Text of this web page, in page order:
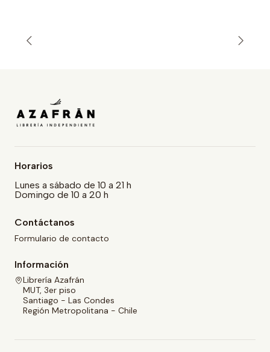
Horarios
Lunes a sábado de 10 a 21 h
Domingo de 10 a 20 h
Contáctanos
Formulario de contacto
Información
Librería Azafrán
MUT, 3er piso
Santiago - Las Condes
Región Metropolitana - Chile